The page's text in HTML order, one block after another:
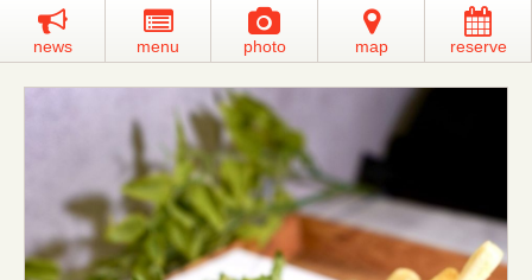
news menu photo map reserve